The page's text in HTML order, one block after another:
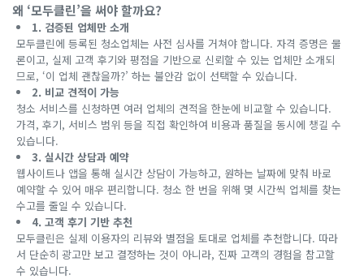
왜 ‘모두클린’을 써야 할까요?
1. 검증된 업체만 소개
모두클린에 등록된 청소업체는 사전 심사를 거쳐야 합니다. 자격 증명은 물
론이고, 실제 고객 후기와 평점을 기반으로 신뢰할 수 있는 업체만 소개되
므로, ‘이 업체 괜찮을까?’ 하는 불안감 없이 선택할 수 있습니다.
2. 비교 견적이 가능
청소 서비스를 신청하면 여러 업체의 견적을 한눈에 비교할 수 있습니다.
가격, 후기, 서비스 범위 등을 직접 확인하여 비용과 품질을 동시에 챙길 수
있습니다.
3. 실시간 상담과 예약
웹사이트나 앱을 통해 실시간 상담이 가능하고, 원하는 날짜에 맞춰 바로
예약할 수 있어 매우 편리합니다. 청소 한 번을 위해 몇 시간씩 업체를 찾는
수고를 줄일 수 있습니다.
4. 고객 후기 기반 추천
모두클린은 실제 이용자의 리뷰와 별점을 토대로 업체를 추천합니다. 따라
서 단순히 광고만 보고 결정하는 것이 아니라, 진짜 고객의 경험을 참고할
수 있습니다.